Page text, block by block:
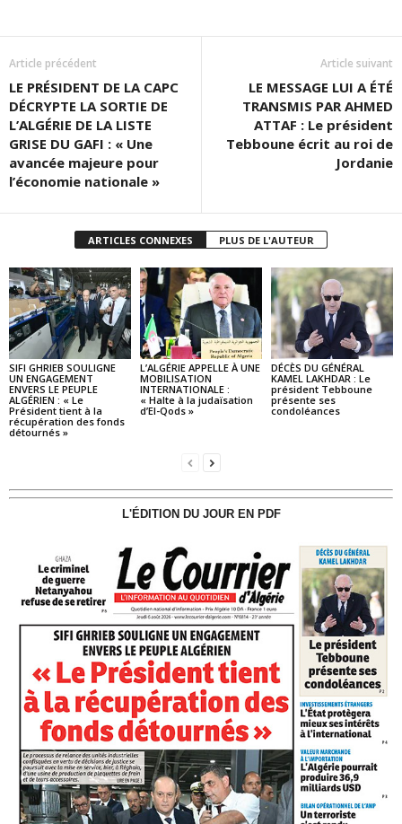
Article précédent
LE PRÉSIDENT DE LA CAPC
DÉCRYPTE LA SORTIE DE
L’ALGÉRIE DE LA LISTE
GRISE DU GAFI : « Une
avancée majeure pour
l’économie nationale »
Article suivant
LE MESSAGE LUI A ÉTÉ
TRANSMIS PAR AHMED
ATTAF : Le président
Tebboune écrit au roi de
Jordanie
ARTICLES CONNEXES PLUS DE L'AUTEUR
SIFI GHRIEB SOULIGNE
UN ENGAGEMENT
ENVERS LE PEUPLE
ALGÉRIEN : « Le
Président tient à la
récupération des fonds
détournés »
L’ALGÉRIE APPELLE À UNE
MOBILISATION
INTERNATIONALE :
« Halte à la judaïsation
d’El-Qods »
DÉCÈS DU GÉNÉRAL
KAMEL LAKHDAR : Le
président Tebboune
présente ses
condoléances
L'ÉDITION DU JOUR EN PDF